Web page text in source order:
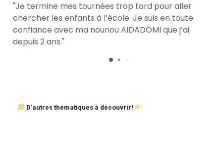
Je termine mes tournées trop tard pour aller
chercher les enfants à l’école. Je suis en toute
confiance avec ma nounou AIDADOMI que j’ai
depuis 2 ans.
D’autres thématiques à découvrir!